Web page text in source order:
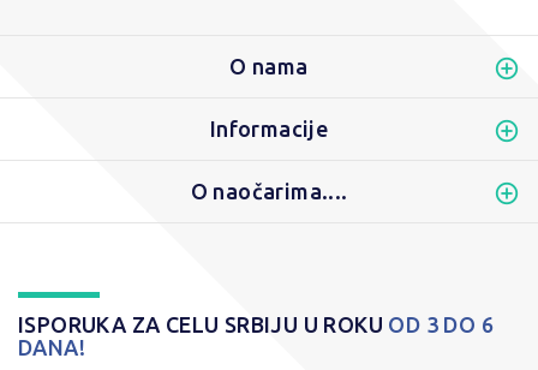
O nama
Informacije
O naočarima....
ISPORUKA ZA CELU SRBIJU U ROKU OD 3 DO 6
DANA!